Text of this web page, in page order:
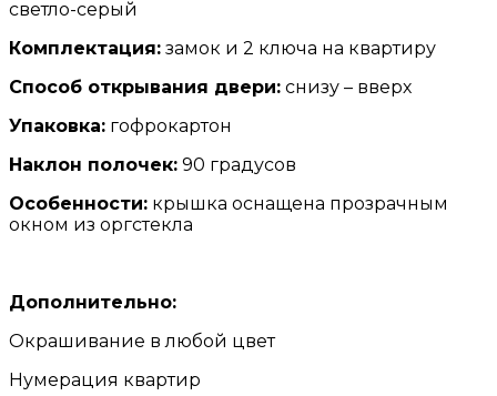
светло-серый
Комплектация: замок и 2 ключа на квартиру
Способ открывания двери: снизу – вверх
Упаковка: гофрокартон
Наклон полочек: 90 градусов
Особенности: крышка оснащена прозрачным
окном из оргстекла
Дополнительно:
Окрашивание в любой цвет
Нумерация квартир